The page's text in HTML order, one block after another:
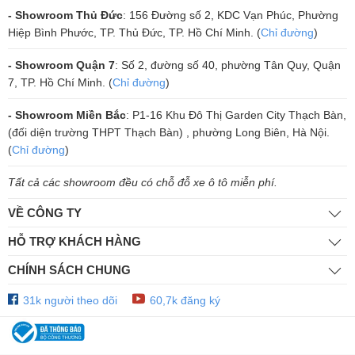
- Showroom Thủ Đức: 156 Đường số 2, KDC Vạn Phúc, Phường
Hiệp Bình Phước, TP. Thủ Đức, TP. Hồ Chí Minh. (Chỉ đường)
- Showroom Quận 7: Số 2, đường số 40, phường Tân Quy, Quận
7, TP. Hồ Chí Minh. (Chỉ đường)
- Showroom Miền Bắc: P1-16 Khu Đô Thị Garden City Thạch Bàn,
(đối diện trường THPT Thạch Bàn) , phường Long Biên, Hà Nội.
(Chỉ đường)
Tất cả các showroom đều có chỗ đỗ xe ô tô miễn phí.
VỀ CÔNG TY
HỖ TRỢ KHÁCH HÀNG
CHÍNH SÁCH CHUNG
31k người theo dõi 60,7k đăng ký